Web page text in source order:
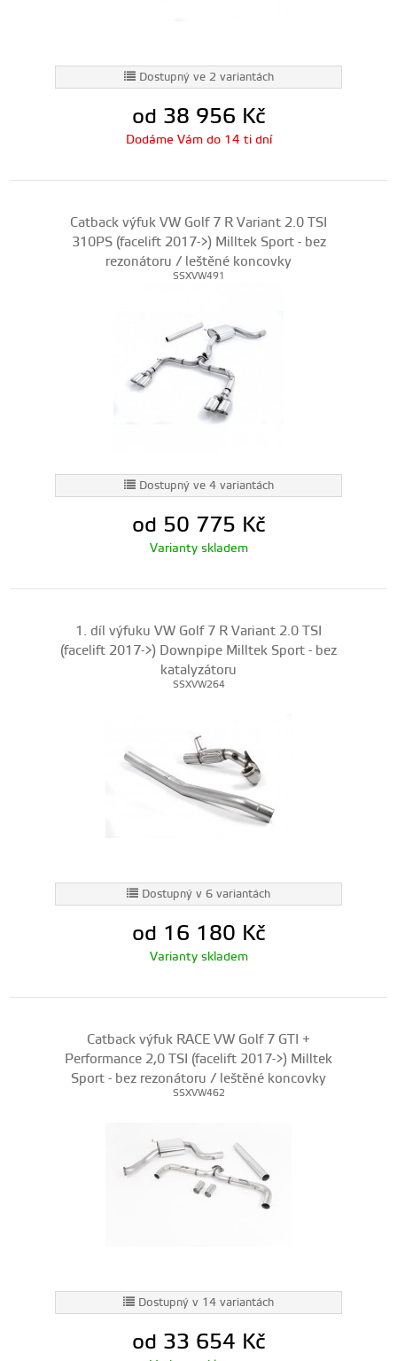
Dostupný ve 2 variantách
od 38 956 Kč
Dodáme Vám do 14 ti dní
Catback výfuk VW Golf 7 R Variant 2.0 TSI
310PS (facelift 2017->) Milltek Sport - bez
rezonátoru / leštěné koncovky
SSXVW491
Dostupný ve 4 variantách
od 50 775 Kč
Varianty skladem
1. díl výfuku VW Golf 7 R Variant 2.0 TSI
(facelift 2017->) Downpipe Milltek Sport - bez
katalyzátoru
SSXVW264
Dostupný v 6 variantách
od 16 180 Kč
Varianty skladem
Catback výfuk RACE VW Golf 7 GTI +
Performance 2,0 TSI (facelift 2017->) Milltek
Sport - bez rezonátoru / leštěné koncovky
SSXVW462
Dostupný v 14 variantách
od 33 654 Kč